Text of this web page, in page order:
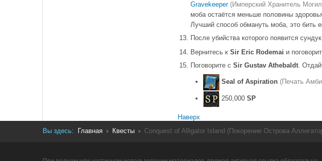
Gravekeeper (Имперский Хранитель
моба остаётся меньше половины
Лучший способ обмануть моба, это бить
После убийства которого появится сундук
Вернитесь к Sir Eric Rodemai и
Поговорите с Sir Gustav Athebaldt.
Seal of Aspiration (Печать
250,000 SP
Наверх
Вы здесь: Главная Квесты Conquest of Alligator Island (Покорение Острова